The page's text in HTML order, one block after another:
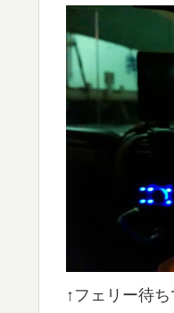
↑フェリー待